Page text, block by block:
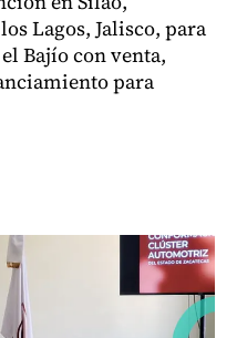
Lagos, Jalisco, para
Bajío con venta,
para